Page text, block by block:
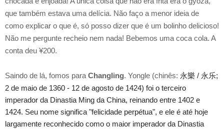
que também estava uma delícia. Não faço a menor ideia de
como explicar o que é, só posso dizer que é um bolinho delicioso!
Não me pergunte recheio nem nada! Bebemos uma coca cola. A
conta deu ¥200.
Saindo de lá, fomos para Changling. Yongle (chinês: 永樂 / 永乐;
2 de maio de 1360 - 12 de agosto de 1424) foi o terceiro
imperador da Dinastia Ming da China, reinando entre 1402 e
1424. Seu nome significa "felicidade perpétua", e ele é até hoje
largamente reconhecido como o maior imperador da Dinastia